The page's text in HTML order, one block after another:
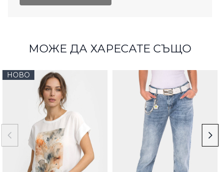
МОЖЕ ДА ХАРЕСАТЕ СЪЩО
НОВО